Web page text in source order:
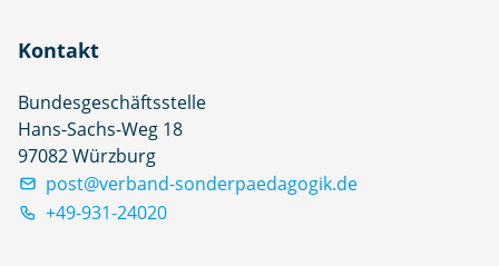
Kontakt
Bundesgeschäftsstelle
Hans-Sachs-Weg 18
97082 Würzburg
post@verband-sonderpaedagogik.de
+49-931-24020